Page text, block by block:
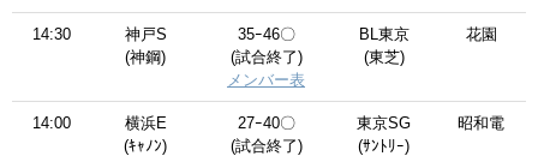
14:30
神戸S
(神鋼)
35ｰ46〇
(試合終了)
メンバー表
BL東京
(東芝)
花園
14:00
横浜E
(ｷｬﾉﾝ)
27ｰ40〇
(試合終了)
東京SG
(ｻﾝﾄﾘｰ)
昭和電